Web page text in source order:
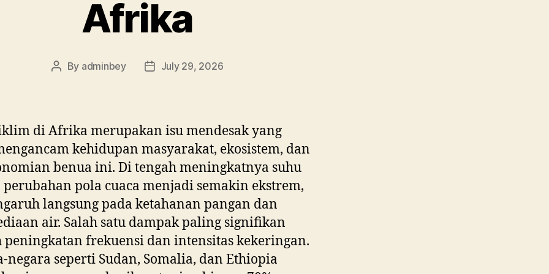
Afrika
Post
By adminbey
PostJuly 29, 2026
di Afrika merupakan isu mendesak yang
kehidupan masyarakat, ekosistem, dan
benua ini. Di tengah meningkatnya suhu
perubahan pola cuaca menjadi semakin ekstrem,
langsung pada ketahanan pangan dan
air. Salah satu dampak paling signifikan
peningkatan frekuensi dan intensitas kekeringan.
negara seperti Sudan, Somalia, dan Ethiopia